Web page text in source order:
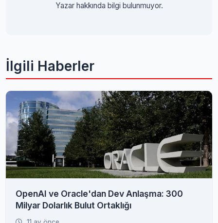
Yazar hakkında bilgi bulunmuyor.
İlgili Haberler
OpenAI ve Oracle'dan Dev Anlaşma: 300
Milyar Dolarlık Bulut Ortaklığı